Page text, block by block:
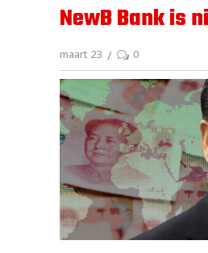
NewB Bank is
maart 23 0